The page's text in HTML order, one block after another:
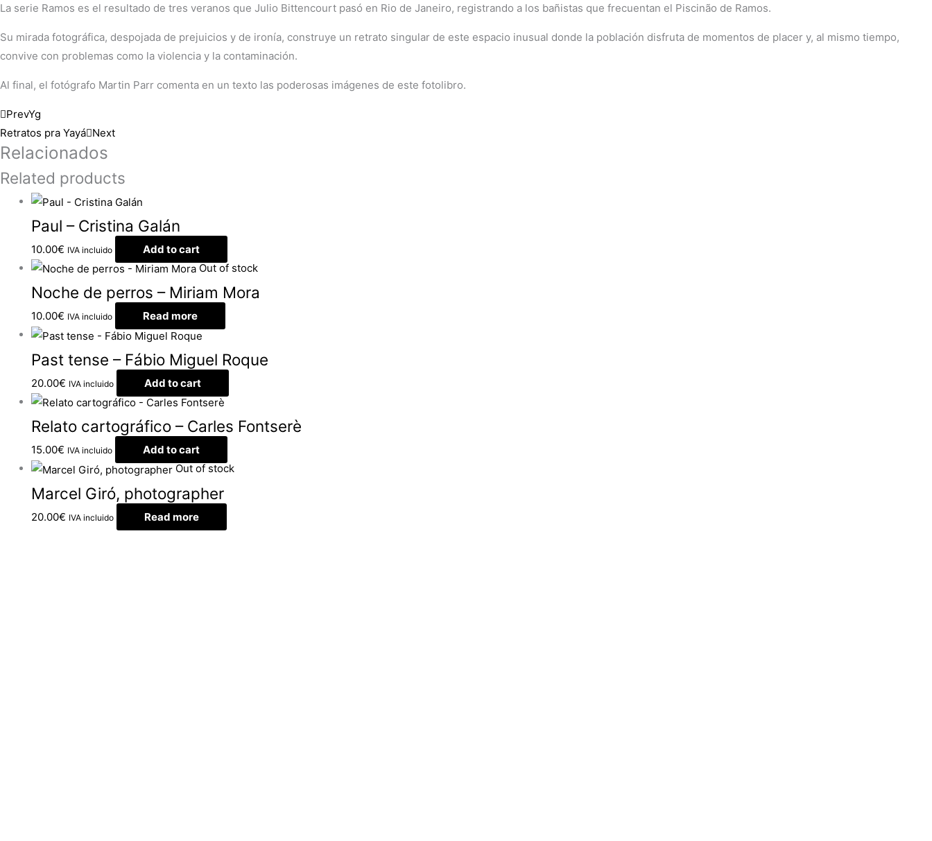
La serie Ramos es el resultado de tres veranos que Julio Bittencourt pasó en Rio de Janeiro, registrando a los bañistas que frecuentan el Piscinão de Ramos.
Su mirada fotográfica, despojada de prejuicios y de ironía, construye un retrato singular de este espacio inusual donde la población disfruta de momentos de placer y, al mismo tiempo,
convive con problemas como la violencia y la contaminación.
Al final, el fotógrafo Martin Parr comenta en un texto las poderosas imágenes de este fotolibro.
PrevYg
Retratos pra Yayá Next
Relacionados
Related products
Paul – Cristina Galán
10.00€ IVA incluido
Add to cart
Out of stock
Noche de perros – Miriam Mora
10.00€ IVA incluido Read more
Past tense – Fábio Miguel Roque
20.00€ IVA incluido Add to cart
Relato cartográfico – Carles Fontserè
15.00€ IVA incluido
Add to cart
Out of stock
Marcel Giró, photographer
20.00€ IVA incluido Read more